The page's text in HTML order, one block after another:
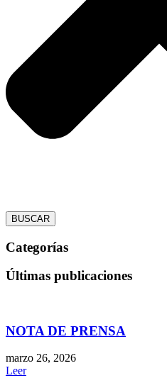
BUSCAR
Categorías
Últimas publicaciones
NOTA DE PRENSA
marzo 26, 2026
Leer